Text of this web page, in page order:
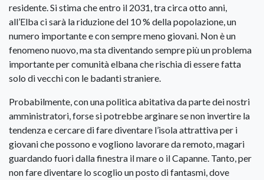
residente. Si stima che entro il 2031, tra circa otto anni,
all’Elba ci sarà la riduzione del 10 % della popolazione, un
numero importante e con sempre meno giovani. Non è un
fenomeno nuovo, ma sta diventando sempre più un problema
importante per comunità elbana che rischia di essere fatta
solo di vecchi con le badanti straniere.
Probabilmente, con una politica abitativa da parte dei nostri
amministratori, forse si potrebbe arginare se non invertire la
tendenza e cercare di fare diventare l’isola attrattiva per i
giovani che possono e vogliono lavorare da remoto, magari
guardando fuori dalla finestra il mare o il Capanne. Tanto, per
non fare diventare lo scoglio un posto di fantasmi, dove